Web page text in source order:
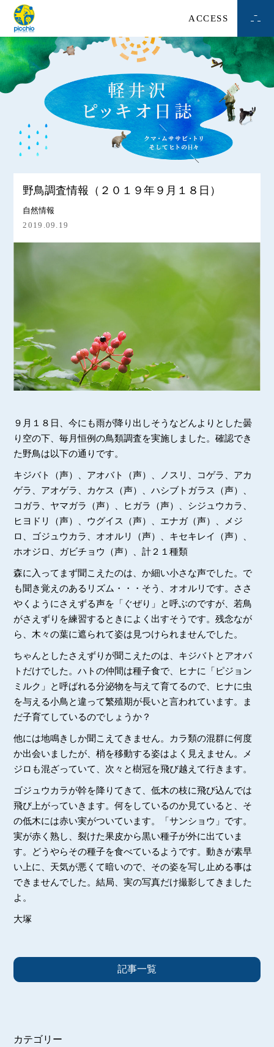
ACCESS
野鳥調査情報（２０１９年９月１８日）
自然情報
2019.09.19
９月１８日、今にも雨が降り出しそうなどんよりとした曇
り空の下、毎月恒例の鳥類調査を実施しました。確認でき
た野鳥は以下の通りです。
キジバト（声）、アオバト（声）、ノスリ、コゲラ、アカ
ゲラ、アオゲラ、カケス（声）、ハシブトガラス（声）、
コガラ、ヤマガラ（声）、ヒガラ（声）、シジュウカラ、
ヒヨドリ（声）、ウグイス（声）、エナガ（声）、メジ
ロ、ゴジュウカラ、オオルリ（声）、キセキレイ（声）、
ホオジロ、ガビチョウ（声）、計２１種類
森に入ってまず聞こえたのは、か細い小さな声でした。で
も聞き覚えのあるリズム・・・そう、オオルリです。ささ
やくようにさえずる声を「ぐぜり」と呼ぶのですが、若鳥
がさえずりを練習するときによく出すそうです。残念なが
ら、木々の葉に遮られて姿は見つけられませんでした。
ちゃんとしたさえずりが聞こえたのは、キジバトとアオバ
トだけでした。ハトの仲間は種子食で、ヒナに「ピジョン
ミルク」と呼ばれる分泌物を与えて育てるので、ヒナに虫
を与える小鳥と違って繁殖期が長いと言われています。ま
だ子育てしているのでしょうか？
他には地鳴きしか聞こえてきません。カラ類の混群に何度
か出会いましたが、梢を移動する姿はよく見えません。メ
ジロも混ざっていて、次々と樹冠を飛び越えて行きます。
ゴジュウカラが幹を降りてきて、低木の枝に飛び込んでは
飛び上がっていきます。何をしているのか見ていると、そ
の低木には赤い実がついています。「サンショウ」です。
実が赤く熟し、裂けた果皮から黒い種子が外に出ていま
す。どうやらその種子を食べているようです。動きが素早
い上に、天気が悪くて暗いので、その姿を写し止める事は
できませんでした。結局、実の写真だけ撮影してきました
よ。
大塚
記事一覧
カテゴリー